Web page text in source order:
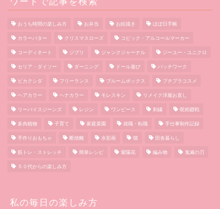
おうち時間の楽しみ方 お弁当 お絵描き ほぼ日手帳
カラーバター クリスマスローズ コピック・アルコールマーカー
コーディネート ジブリ ジャンクジャーナル ジーユー・ユニクロ
セリア・ダイソー ダーニング ドール遊び パッチワーク
ビカクシダ フリーランス ブルームボックス プチプラコスメ
ヘアカラー ヘナカラー モレスキン リメイク洋服お直し
リーバイスジーンズ レジン ワンピース 刺繍 呪術廻戦
多肉植物 子育て 家庭菜園 就職・転職 手仕事制作記録
手作りおもちゃ 断捨離 水彩画 猫 田舎暮らし
筋トレ・ストレッチ 簡単レシピ 紫陽花 編み物 鬼滅の刃
５０代からの楽しみ方
私の毎日の楽しみ方